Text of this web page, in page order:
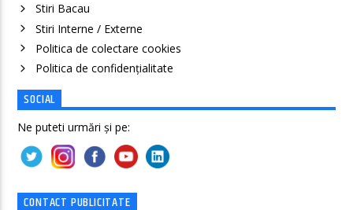
Stiri Bacau
Stiri Interne / Externe
Politica de colectare cookies
Politica de confidenţialitate
SOCIAL
Ne puteti urmări și pe:
CONTACT PUBLICITATE